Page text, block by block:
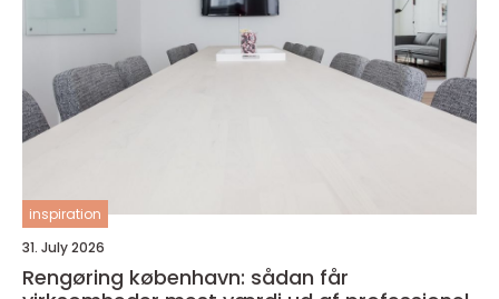
inspiration
31. July 2026
Rengøring københavn: sådan får